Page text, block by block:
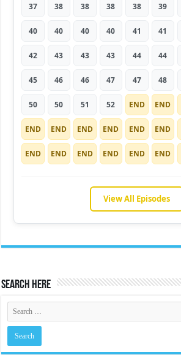
37 38 38 38 38 39
40 40 40 40 41 41
42 43 43 43 44 44
45 46 46 47 47 48
50 50 51 52 END END
END END END END END END
END END END END END END
View All Episodes
Search Here